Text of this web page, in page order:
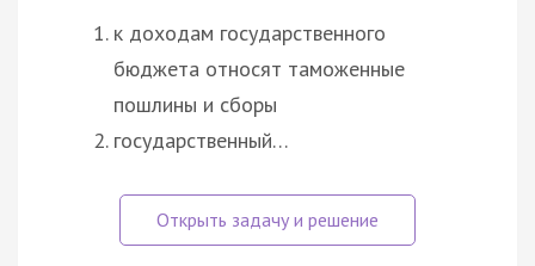
к доходам государственного
бюджета относят таможенные
пошлины и сборы
государственный…